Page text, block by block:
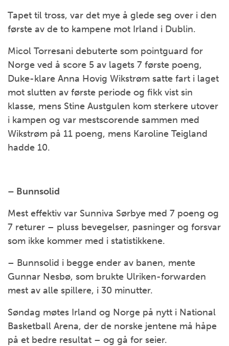
Tapet til tross, var det mye å glede seg over i den
første av de to kampene mot Irland i Dublin.
Micol Torresani debuterte som pointguard for
Norge ved å score 5 av lagets 7 første poeng,
Duke-klare Anna Hovig Wikstrøm satte fart i laget
mot slutten av første periode og fikk vist sin
klasse, mens Stine Austgulen kom sterkere utover
i kampen og var mestscorende sammen med
Wikstrøm på 11 poeng, mens Karoline Teigland
hadde 10.
– Bunnsolid
Mest effektiv var Sunniva Sørbye med 7 poeng og
7 returer – pluss bevegelser, pasninger og forsvar
som ikke kommer med i statistikkene.
– Bunnsolid i begge ender av banen, mente
Gunnar Nesbø, som brukte Ulriken-forwarden
mest av alle spillere, i 30 minutter.
Søndag møtes Irland og Norge på nytt i National
Basketball Arena, der de norske jentene må håpe
på et bedre resultat – og gå for seier.